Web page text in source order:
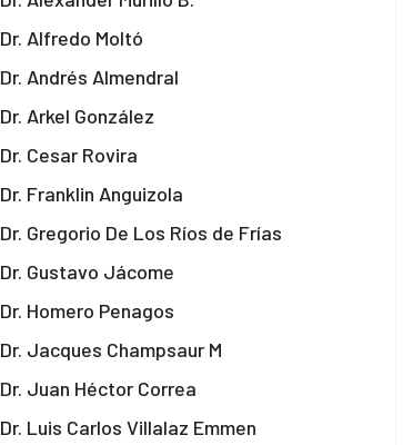
Dr. Alfredo Moltó
Dr. Andrés Almendral
Dr. Arkel González
Dr. Cesar Rovira
Dr. Franklin Anguizola
Dr. Gregorio De Los Ríos de Frías
Dr. Gustavo Jácome
Dr. Homero Penagos
Dr. Jacques Champsaur M
Dr. Juan Héctor Correa
Dr. Luis Carlos Villalaz Emmen